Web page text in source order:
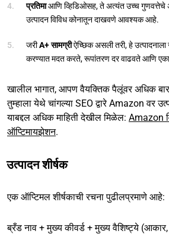
प्रतिमाआणि व्हिडिओसह, ते अत्यंत उच्च गुणवत्तेचे
उत्पादन विविध कोनातून दाखवणे आवश्यक आहे.
जरीA+ सामग्रीऐच्छिक असली तरी, हे उत्पादनाला
करण्यात मदत करते, रूपांतरण दर वाढवते आणि
खालील भागात, आपण वैयक्तिक पैलूंवर अधिक
तुम्हाला येथे चांगल्या SEO द्वारे Amazon वर
याबद्दल अधिक माहिती देखील मिळेल: Amazon
ऑप्टिमायझेशन.
उत्पादन शीर्षक
एक ऑप्टिमल शीर्षकाची रचना पुढीलप्रमाणे आहे:
ब्रँड नाव + मुख्य कीवर्ड + मुख्य वैशिष्ट्ये (आकार,